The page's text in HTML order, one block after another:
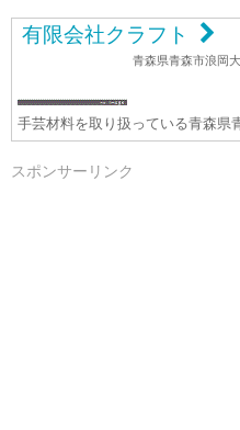
有限会社クラフト
青森県青森市浪岡
手芸材料を取り扱っている青森県
スポンサーリンク